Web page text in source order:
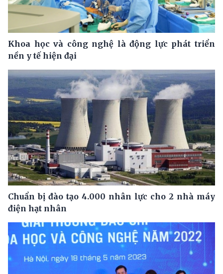
Khoa học và công nghệ là động lực phát triển
nền y tế hiện đại
Chuẩn bị đào tạo 4.000 nhân lực cho 2 nhà máy
điện hạt nhân